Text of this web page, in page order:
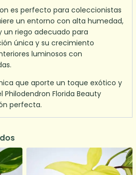
es perfecto para coleccionistas
un entorno con alta humedad,
un riego adecuado para
única y su crecimiento
luminosos con
que aporte un toque exótico y
Florida Beauty
perfecta.